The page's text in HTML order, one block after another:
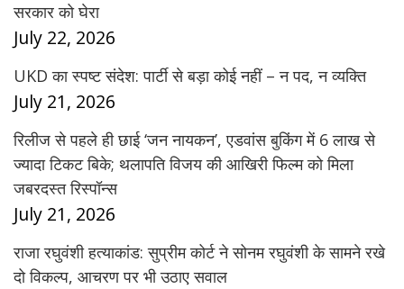
सरकार को घेरा
July 22, 2026
UKD का स्पष्ट संदेश: पार्टी से बड़ा कोई नहीं – न पद, न व्यक्ति
July 21, 2026
रिलीज से पहले ही छाई ‘जन नायकन’, एडवांस बुकिंग में 6 लाख से
ज्यादा टिकट बिके; थलापति विजय की आखिरी फिल्म को मिला
जबरदस्त रिस्पॉन्स
July 21, 2026
राजा रघुवंशी हत्याकांड: सुप्रीम कोर्ट ने सोनम रघुवंशी के सामने रखे
दो विकल्प, आचरण पर भी उठाए सवाल